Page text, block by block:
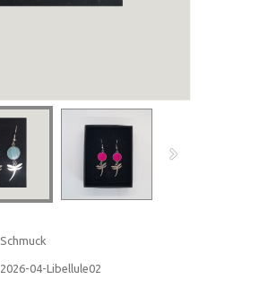
Schmuck
2026-04-Libellule02